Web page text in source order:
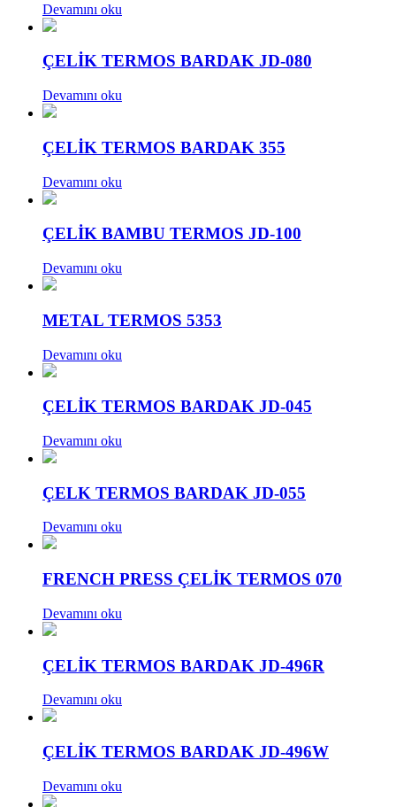
Devamını oku
ÇELİK TERMOS BARDAK JD-080
Devamını oku
ÇELİK TERMOS BARDAK 355
Devamını oku
ÇELİK BAMBU TERMOS JD-100
Devamını oku
METAL TERMOS 5353
Devamını oku
ÇELİK TERMOS BARDAK JD-045
Devamını oku
ÇELK TERMOS BARDAK JD-055
Devamını oku
FRENCH PRESS ÇELİK TERMOS 070
Devamını oku
ÇELİK TERMOS BARDAK JD-496R
Devamını oku
ÇELİK TERMOS BARDAK JD-496W
Devamını oku